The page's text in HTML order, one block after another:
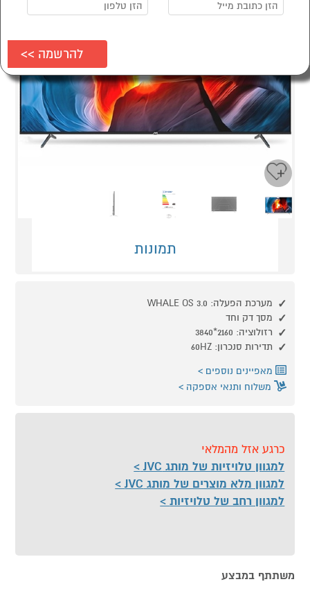
תמונות
מערכת הפעלה: WHALE OS 3.0
מסך דק וחד
רזולוציה: 2160*3840
תדירות סנכרון: 60HZ
מאפיינים נוספים
משלוח ותנאי אספקה
כרגע אזל מהמלאי
למגוון טלויזיות של מותג JVC
למגוון מלא מוצרים של מותג JVC
למגוון רחב של טלויזיות
משתתף במבצע